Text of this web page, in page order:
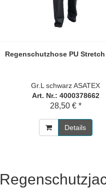
Regenschutzhose PU Stretch
Gr.L schwarz ASATEX
Art. Nr.: 4000378662
28,50 € *
Details